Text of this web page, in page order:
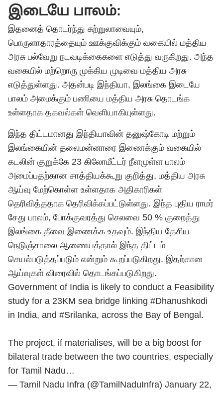
இடையே பாலம்:
இதனைத் தொடர்ந்து சுற்றுலாவையும்,
பொருளாதாரத்தையும் ஊக்குவிக்கும் வகையில் மத்திய
அரசு பல்வேறு நடவடிக்கைகளை எடுத்து வருகிறது. அந்த
வகையில் மற்றொரு முக்கிய முடிவை மத்திய அரசு
எடுத்துள்ளது. அதன்படி இந்தியா, இலங்கை இடையே
பாலம் அமைக்கும் பணியை மத்திய அரசு தொடங்க
உள்ளதாக தகவல்கள் வெளியாகியுள்ளது.
இந்த திட்டமானது இந்தியாவின் தனுஷ்கோடி மற்றும்
இலங்கையின் தலைமன்னாரை இணைக்கும் வகையில்
கடலின் குறுக்கே 23 கிலோமீட்டர் நீளமுள்ள பாலம்
அமைப்பதற்கான சாத்தியக்கூறு குறித்து, மத்திய அரசு
ஆய்வு மேற்கொள்ள உள்ளதாக அதிகாரிகள்
தெரிவித்ததாக தெரிவிக்கப்பட்டுள்ளது. இந்த புதிய ராமர்
சேது பாலம், போக்குவரத்து செலவை 50 % குறைத்து
இலங்கை தீவை இணைக்க உதவும். இந்திய தேசிய
நெடுஞ்சாலை ஆணையத்தால் இந்த திட்டம்
செயல்படுத்தப்படும் என்றும் கூறப்படுகிறது. இதற்கான
ஆய்வுகள் விரைவில் தொடங்கப்படுகிறது.
Government of India is likely to conduct a Feasibility
study for a 23KM sea bridge linking #Dhanushkodi
in India, and #Srilanka, across the Bay of Bengal.
The project, if materialises, will be a big boost for
bilateral trade between the two countries, especially
for Tamil Nadu…
— Tamil Nadu Infra (@TamilNaduInfra) January 22,